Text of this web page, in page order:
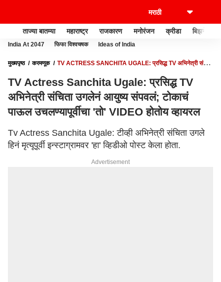
ताज्या बातम्या महाराष्ट्र राजकारण मनोरंजन क्रीडा बिझनेस
India At 2047 फिफा विश्वचषक Ideas of India
मुख्यपृष्ठ करमणूक
TV ACTRESS SANCHITA UGALE: प्रसिद्ध TV अभिनेत्री संचिता
TV Actress Sanchita Ugale: प्रसिद्ध TV
अभिनेत्री संचिता उगलेनं आयुष्य संपवलं; टोकाचं
पाऊल उचलण्यापूर्वीचा 'तो' VIDEO होतोय व्हायरल
Tv Actress Sanchita Ugale: टीव्ही अभिनेत्री संचिता उगले
हिनं मृत्यूपूर्वी इन्स्टाग्रामवर 'हा' व्हिडीओ पोस्ट केला होता.
Advertisement